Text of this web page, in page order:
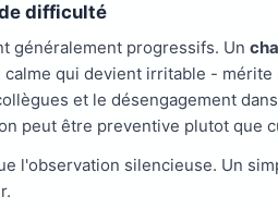
difficulté
généralement progressifs. Un
qui devient irritable -
et le désengagement
peut être preventive plutot que
l'observation silencieuse. Un